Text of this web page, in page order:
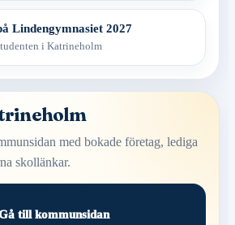
Lindengymnasiet 2027
i Katrineholm
med bokade företag, lediga
skollänkar.
till kommunsidan